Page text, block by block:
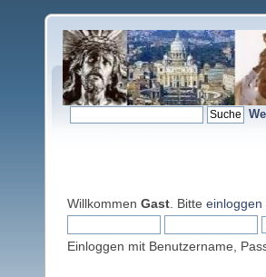
Willkommen Gast . Bitte einloggen
Einloggen mit Benutzername,